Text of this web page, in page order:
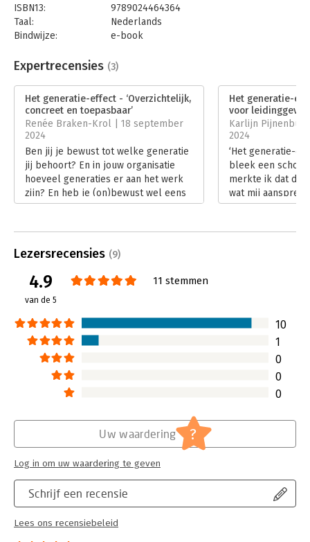
garde. Het generatie-effect geeft je de inzichten en handvatten
die je hiervoor nodig hebt.
ISBN13:
9789024464364
Taal:
Nederlands
Bindwijze:
e-book
Bestandsformaat:
epub
Uitgever:
Druk:
1
Verschijningsdatum:
18-4-2024
Hoofdrubriek: Algemeen management
Expertrecensies (3)
Het generatie-effect - ‘Overzichtelijk,
concreet en toepasbaar’
Renée Braken-Krol | 18 september
2024
Ben jij je bewust tot welke generatie
jij behoort? En in jouw organisatie
hoeveel generaties er aan het werk
zijn? En heb je (on)bewust wel eens
gedachten over collega’s van
het gesprek mee aan? Het zijn
vragen waar ‘Het generatie-effect’
van Kim Jansen handvatten bij geeft.
Lees verder
Het generatie-
voor
Karlijn
2024
‘Het generatie-
bleek een schot
merkte ik dat dit
wat mij
vol herkenbare
Hoewel ik Kim
Lezersrecensies (9)
4.9
van de 5
11 stemmen
10
1
0
0
0
Schrijf een recensie
Lees ons recensiebeleid
Uw waardering ?
Log in om uw waardering te geven